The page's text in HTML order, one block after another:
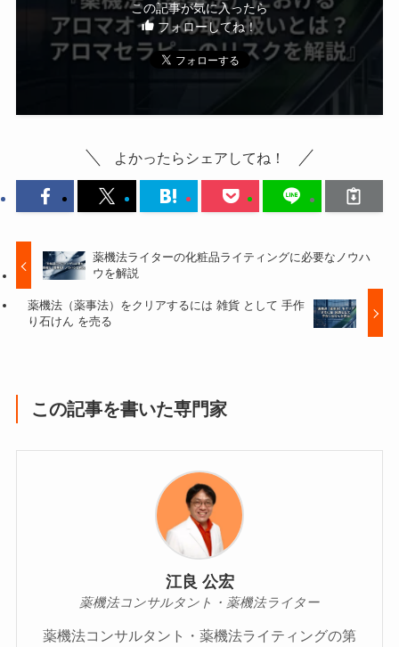
この記事が気に入ったら
フォローしてね！
よかったらシェアしてね！
薬機法ライターの化粧品ライティングに必要なノウハ
ウを解説
薬機法（薬事法）をクリアするには 雑貨 として 手作
り石けん を売る
この記事を書いた専門家
江良 公宏
薬機法コンサルタント・薬機法ライター
薬機法コンサルタント・薬機法ライティングの第